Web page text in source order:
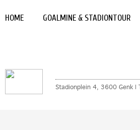
HOME GOALMINE & STADIONTOUR
Stadionplein 4, 3600 Genk